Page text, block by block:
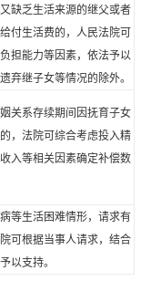
缺乏生活来源的继父或者
付生活费的，人民法院可
担能力等因素，依法予以
弃继子女等情况的除外。
关系存续期间因抚育子女
，法院可综合考虑投入精
入等相关因素确定补偿数
等生活困难情形，请求有
可根据当事人请求，结合
以支持。